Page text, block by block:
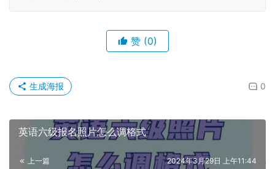
赞 (0)
0
生成海报
英语六级报名照片怎么调格式
上一篇 2024年3月29日 上午11:44